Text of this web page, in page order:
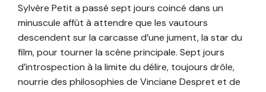
Sylvère Petit a passé sept jours coincé dans un
minuscule affût à attendre que les vautours
descendent sur la carcasse d’une jument, la star du
film, pour tourner la scène principale. Sept jours
d’introspection à la limite du délire, toujours drôle,
nourrie des philosophies de Vinciane Despret et de